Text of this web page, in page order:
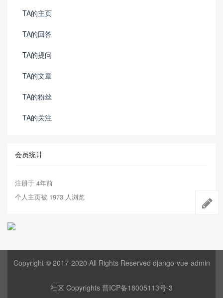
TA的主页
TA的回答
TA的提问
TA的文章
TA的粉丝
TA的关注
会员统计
注册于 4年前
个人主页被 1973 人浏览
Copyright © 2017-2020 All Rights Reserved django-vue-admin
社区 Copyrights 晋ICP备18005113号-3